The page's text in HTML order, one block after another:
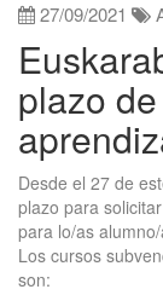
27/09/2021
plazo
Desde el 27 de
plazo para
para lo/as
Los cursos
son: